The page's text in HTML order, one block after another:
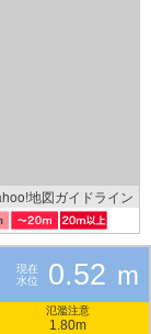
地図ガイドライン
現在
水位
0.52 m
氾濫注意
1.80m